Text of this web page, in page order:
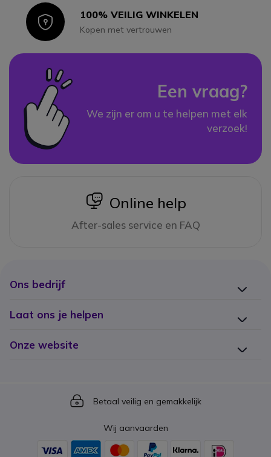
Icon100% VEILIG WINKELEN
Kopen met vertrouwen
Een vraag?
We zijn er om u te helpen met elk
verzoek!
icon
Online help
After-sales service en FAQ
Ons bedrijf
Laat ons je helpen
Onze website
Icon
Betaal veilig en gemakkelijk
Wij aanvaarden